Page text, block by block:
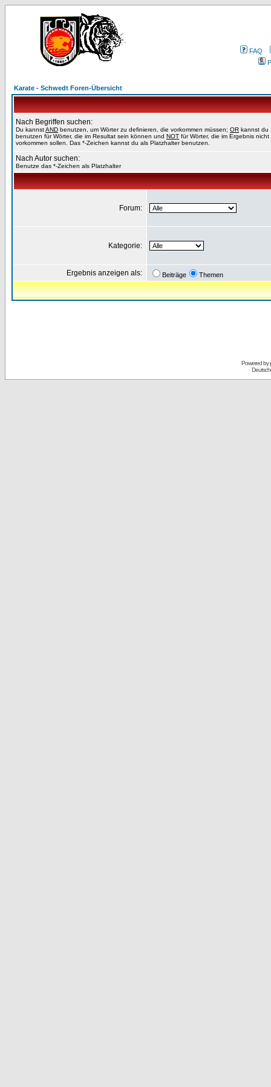
FAQ
Karate - Schwedt Foren-Übersicht
Nach Begriffen suchen:
Du kannstAND benutzen, um Wörter zu definieren, die vorkommen müssen; OR kannst du
benutzen für Wörter, die im Resultat sein können und NOT für Wörter, die im Ergebnis nicht
vorkommen sollen. Das *-Zeichen kannst du als Platzhalter benutzen.
Nach Autor suchen:
Benutze das *-Zeichen als Platzhalter
Forum:
Kategorie:
Ergebnis anzeigen als: Beiträge Themen
Powered by